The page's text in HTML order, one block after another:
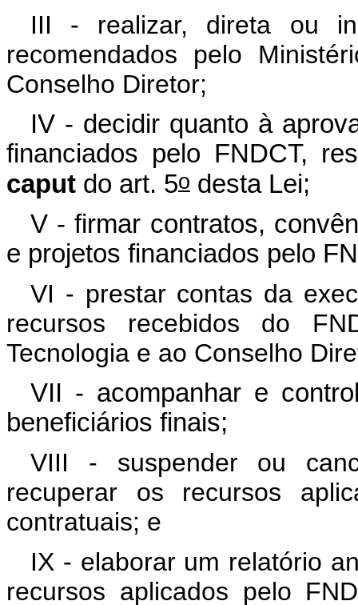
III - realizar, direta ou
recomendados pelo
Conselho Diretor;
IV - decidir quanto à
financiados pelo FNDCT,
caput do art. 5o desta Lei;
V - firmar contratos,
e projetos financiados pelo
VI - prestar contas da
recursos recebidos do
Tecnologia e ao Conselho
VII - acompanhar e
beneficiários finais;
VIII - suspender ou
recuperar os recursos
contratuais; e
IX - elaborar um relatório
recursos aplicados pelo